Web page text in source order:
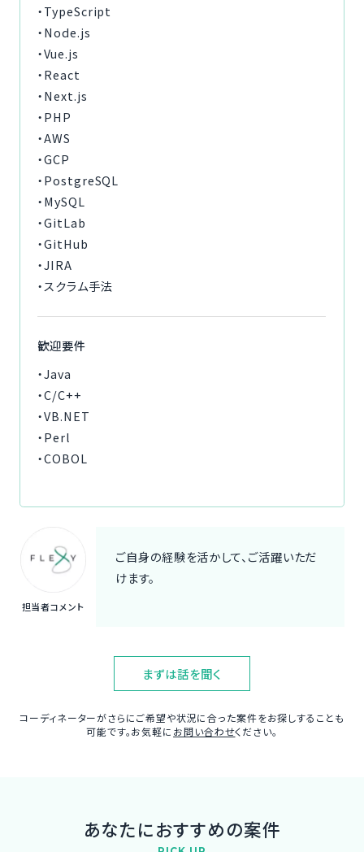
・TypeScript
・Node.js
・Vue.js
・React
・Next.js
・PHP
・AWS
・GCP
・PostgreSQL
・MySQL
・GitLab
・GitHub
・JIRA
・スクラム手法
歓迎要件
・Java
・C/C++
・VB.NET
・Perl
・COBOL
担当者コメント
ご自身の経験を活かして、ご活躍いただ
けます。
まずは話を聞く
コーディネーターがさらにご希望や状況に合った案件をお探しすることも
可能です。お気軽に お問い合わせください。
あなたにおすすめの案件